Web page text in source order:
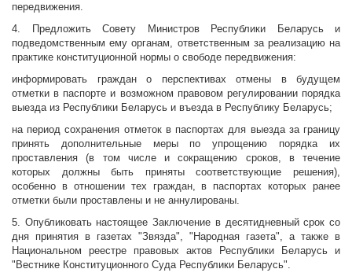
передвижения.
4. Предложить Совету Министров Республики Беларусь и
подведомственным ему органам, ответственным за реализацию на
практике конституционной нормы о свободе передвижения:
информировать граждан о перспективах отмены в будущем
отметки в паспорте и возможном правовом регулировании порядка
выезда из Республики Беларусь и въезда в Республику Беларусь;
на период сохранения отметок в паспортах для выезда за границу
принять дополнительные меры по упрощению порядка их
проставления (в том числе и сокращению сроков, в течение
которых должны быть приняты соответствующие решения),
особенно в отношении тех граждан, в паспортах которых ранее
отметки были проставлены и не аннулированы.
5. Опубликовать настоящее Заключение в десятидневный срок со
дня принятия в газетах "Звязда", "Народная газета", а также в
Национальном реестре правовых актов Республики Беларусь и
"Вестнике Конституционного Суда Республики Беларусь".